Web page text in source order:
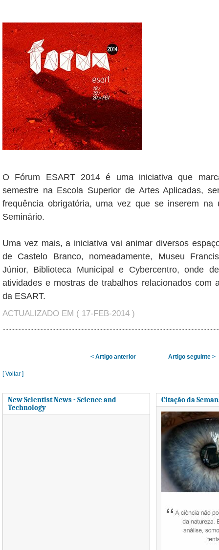
O Fórum ESART 2014 é uma iniciativa que
semestre na Escola Superior de Artes Aplicadas,
frequência obrigatória, uma vez que se inserem na
Seminário.
Uma vez mais, a iniciativa vai animar diversos
de Castelo Branco, nomeadamente, Museu
Júnior, Biblioteca Municipal e Cybercentro, onde
atividades e mostras de trabalhos relacionados com
da ESART.
ACTUALIZADO EM ( 17-FEB-2014 )
< Artigo anterior Artigo seguinte >
[ Voltar ]
New Scientist News - Science and
Technology
Citação da